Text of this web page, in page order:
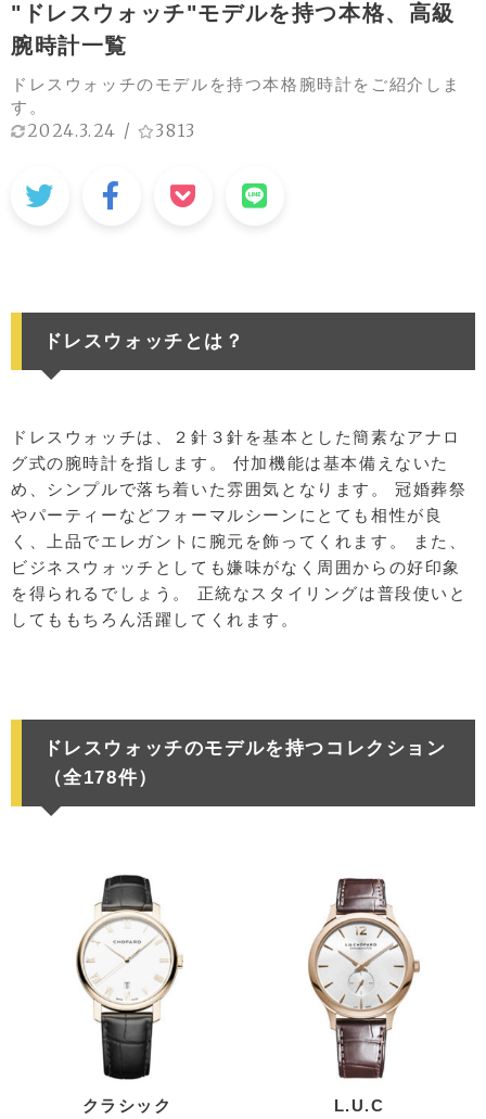
"ドレスウォッチ"モデルを持つ本格、高級
腕時計一覧
ドレスウォッチのモデルを持つ本格腕時計をご紹介しま
す。
2024.3.24 / 3813
ドレスウォッチとは？
ドレスウォッチは、２針３針を基本とした簡素なアナロ
グ式の腕時計を指します。 付加機能は基本備えないた
め、シンプルで落ち着いた雰囲気となります。 冠婚葬祭
やパーティーなどフォーマルシーンにとても相性が良
く、上品でエレガントに腕元を飾ってくれます。 また、
ビジネスウォッチとしても嫌味がなく周囲からの好印象
を得られるでしょう。 正統なスタイリングは普段使いと
してももちろん活躍してくれます。
ドレスウォッチのモデルを持つコレクション
（全178件）
クラシック L.U.C